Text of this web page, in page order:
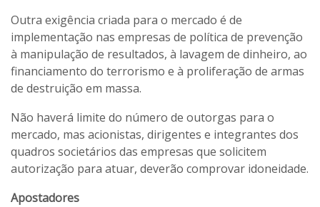
Outra exigência criada para o mercado é de
implementação nas empresas de política de prevenção
à manipulação de resultados, à lavagem de dinheiro, ao
financiamento do terrorismo e à proliferação de armas
de destruição em massa.
Não haverá limite do número de outorgas para o
mercado, mas acionistas, dirigentes e integrantes dos
quadros societários das empresas que solicitem
autorização para atuar, deverão comprovar idoneidade.
Apostadores